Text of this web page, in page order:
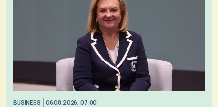
BUSINESS 06.08.2026, 07:00